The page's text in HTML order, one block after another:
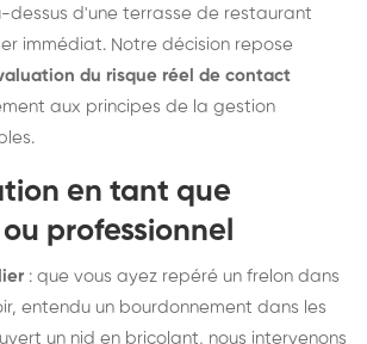
dessus d'une terrasse de restaurant
immédiat. Notre décision repose
du risque réel de contact
aux principes de la gestion
en tant que
professionnel
: que vous ayez repéré un frelon dans
entendu un bourdonnement dans les
un nid en bricolant, nous intervenons